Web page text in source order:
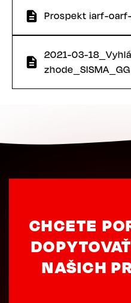
Prospekt iarf-
2021-03-
CHCETE
NAŠICH